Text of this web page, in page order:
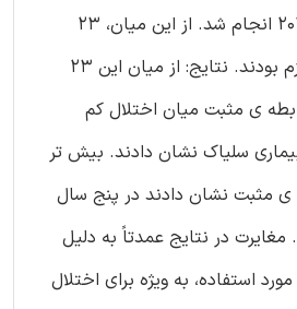
تا تاریخ 21 فوریه ی 2022 انجام شد. از این میان، 23
مطالعه دارای شرایط لازم بودند. نتایج: از میان این 23
یک رابطه ی مثبت میان اختلال کم
سلیاک نشان دادند. بیش تر
ی مثبت نشان دادند در پنج سال
در نتایج عمدتاً به دلیل
استفاده، به ویژه برای اختلال